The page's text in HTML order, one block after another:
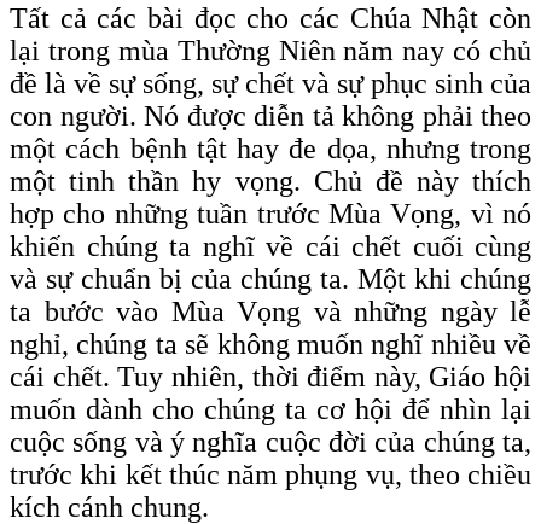
Tất cả các bài đọc cho các Chúa Nhật còn
lại trong mùa Thường Niên năm nay có chủ
đề là về sự sống, sự chết và sự phục sinh của
con người. Nó được diễn tả không phải theo
một cách bệnh tật hay đe dọa, nhưng trong
một tinh thần hy vọng. Chủ đề này thích
hợp cho những tuần trước Mùa Vọng, vì nó
khiến chúng ta nghĩ về cái chết cuối cùng
và sự chuẩn bị của chúng ta. Một khi chúng
ta bước vào Mùa Vọng và những ngày lễ
nghỉ, chúng ta sẽ không muốn nghĩ nhiều về
cái chết. Tuy nhiên, thời điểm này, Giáo hội
muốn dành cho chúng ta cơ hội để nhìn lại
cuộc sống và ý nghĩa cuộc đời của chúng ta,
trước khi kết thúc năm phụng vụ, theo chiều
kích cánh chung.